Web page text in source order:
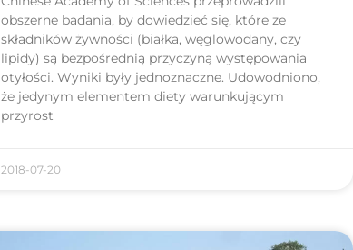
obszerne badania, by dowiedzieć się, które ze
składników żywności (białka, węglowodany, czy
lipidy) są bezpośrednią przyczyną występowania
otyłości. Wyniki były jednoznaczne. Udowodniono,
że jedynym elementem diety warunkującym
przyrost
2018-07-20